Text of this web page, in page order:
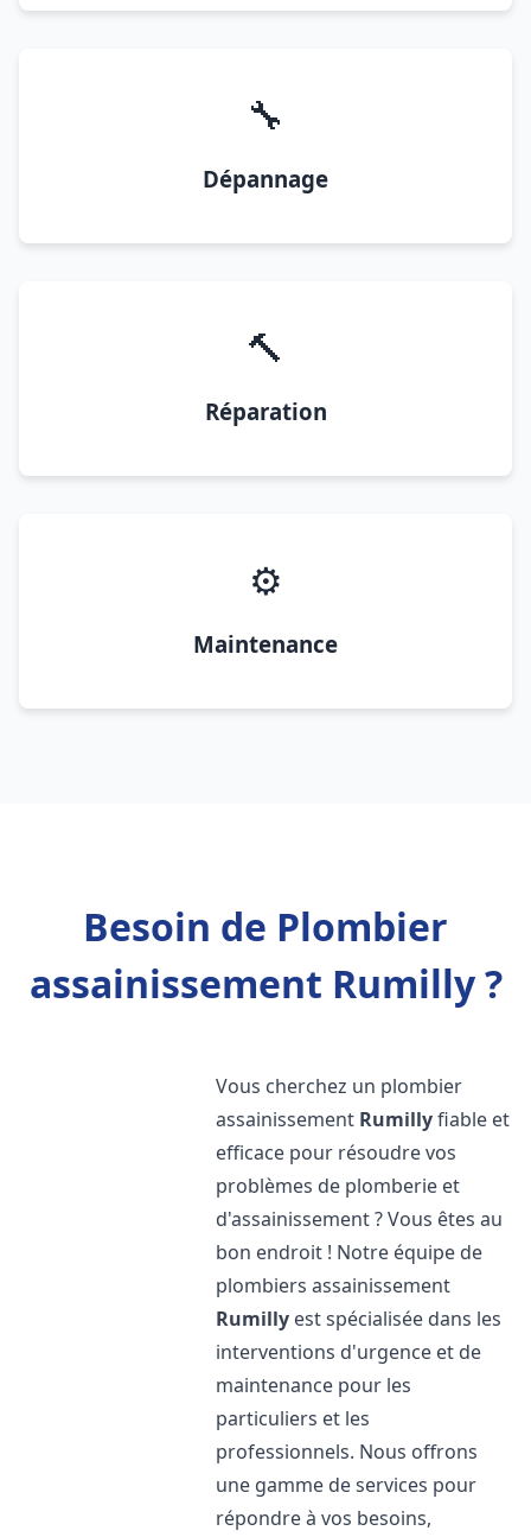
🔧
Dépannage
🔨
Réparation
⚙️
Maintenance
Besoin de Plombier
assainissement Rumilly ?
Vous cherchez un plombier
assainissement Rumillyfiable et
efficace pour résoudre vos
problèmes de plomberie et
d'assainissement ? Vous êtes au
bon endroit ! Notre équipe de
plombiers assainissement
Rumilly est spécialisée dans les
interventions d'urgence et de
maintenance pour les
particuliers et les
professionnels. Nous offrons
une gamme de services pour
répondre à vos besoins,